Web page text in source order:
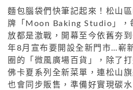
麵包腦袋們快筆記起來！松山
牌「Moon Baking Studio」，
放都是激戰，開幕至今依舊夯
年8月宣布要開設全新門市…嶄
圈的「微風廣場百貨」，除了
佛卡夏系列全新菜單，連松山
也會同步販售，準備好實現碳水